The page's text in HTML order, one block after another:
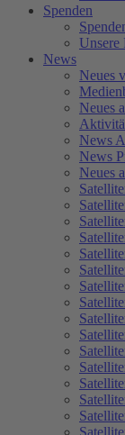
Spenden
Unsere
News
Neues
Neues
News
News
Neues